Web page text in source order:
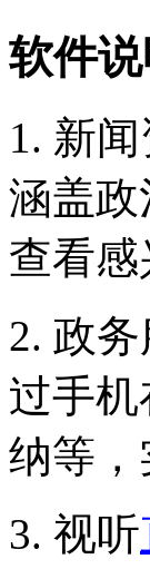
软件说
1. 新
涵盖
查看感
2. 政
过手
纳等
3. 视听